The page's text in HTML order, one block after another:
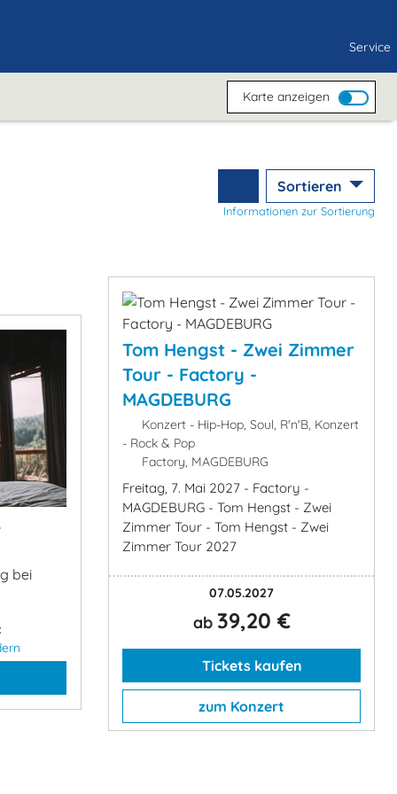
Service
Karte anzeigen
Sortieren
Informationen zur Sortierung
bei
Tom Hengst - Zwei Zimmer
Tour - Factory -
MAGDEBURG
Konzert - Hip-Hop, Soul, R'n'B, Konzert
- Rock & Pop
Factory, MAGDEBURG
Freitag, 7. Mai 2027 - Factory -
MAGDEBURG - Tom Hengst - Zwei
Zimmer Tour - Tom Hengst - Zwei
Zimmer Tour 2027
07.05.2027
ab 39,20 €
Tickets kaufen
zum Konzert